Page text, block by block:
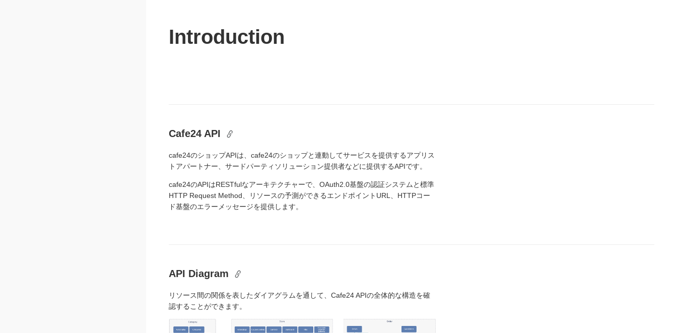
Introduction
Cafe24 API
cafe24のショップAPIは、cafe24のショップと連動してサービスを提供するアプリス
トアパートナー、サードパーティソリューション提供者などに提供するAPIです。
cafe24のAPIはRESTfulなアーキテクチャーで、OAuth2.0基盤の認証システムと標準
HTTP Request Method、リソースの予測ができるエンドポイントURL、HTTPコー
ド基盤のエラーメッセージを提供します。
API Diagram
リソース間の関係を表したダイアグラムを通して、Cafe24 APIの全体的な構造を確
認することができます。